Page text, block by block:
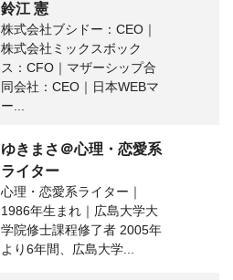
鈴江 憲
株式会社ブシドー：CEO｜
株式会社ミックスボック
ス：CFO｜マザーシップ合
同会社：CEO｜日本WEBマ
ー...
ゆきまさ＠心理・恋愛系
ライター
心理・恋愛系ライター｜
1986年生まれ｜広島大学大
学院修士課程修了者 2005年
より6年間、広島大学...